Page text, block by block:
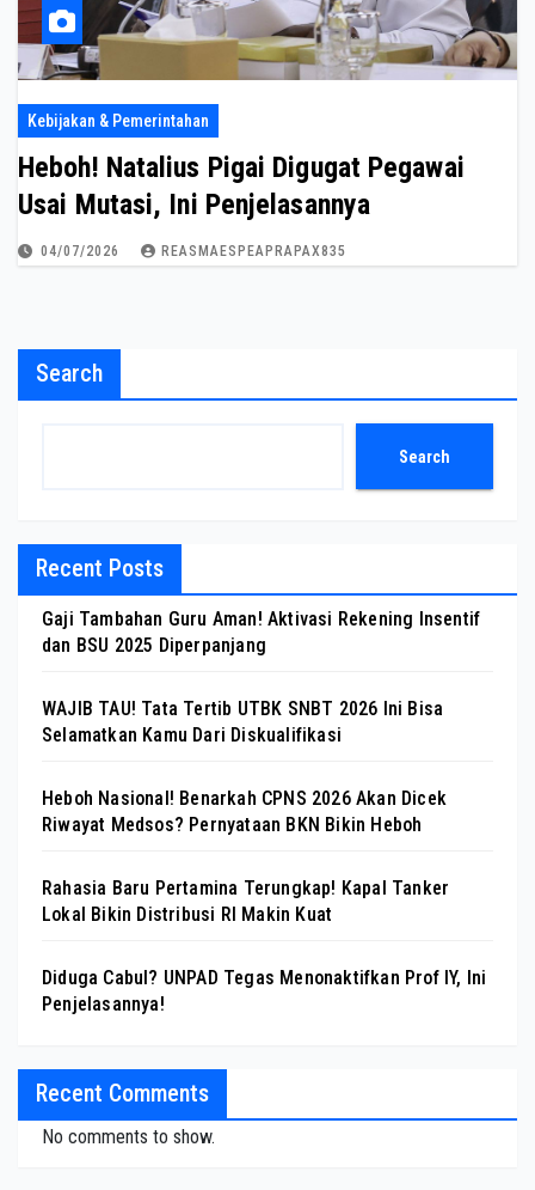
Kebijakan & Pemerintahan
Heboh! Natalius Pigai Digugat Pegawai
Usai Mutasi, Ini Penjelasannya
04/07/2026 REASMAESPEAPRAPAX835
Search
Search
Recent Posts
Gaji Tambahan Guru Aman! Aktivasi Rekening Insentif
dan BSU 2025 Diperpanjang
WAJIB TAU! Tata Tertib UTBK SNBT 2026 Ini Bisa
Selamatkan Kamu Dari Diskualifikasi
Heboh Nasional! Benarkah CPNS 2026 Akan Dicek
Riwayat Medsos? Pernyataan BKN Bikin Heboh
Rahasia Baru Pertamina Terungkap! Kapal Tanker
Lokal Bikin Distribusi RI Makin Kuat
Diduga Cabul? UNPAD Tegas Menonaktifkan Prof IY, Ini
Penjelasannya!
Recent Comments
No comments to show.